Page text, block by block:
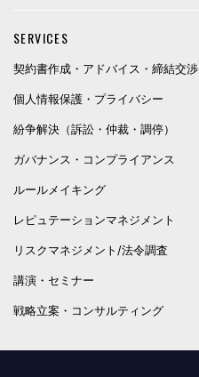
SERVICES
契約書作成・アドバイス・締結交渉
個人情報保護・プライバシー
紛争解決（訴訟・仲裁・調停）
ガバナンス・コンプライアンス
ルールメイキング
レピュテーションマネジメント
リスクマネジメント/法令調査
講演・セミナー
戦略立案・コンサルティング